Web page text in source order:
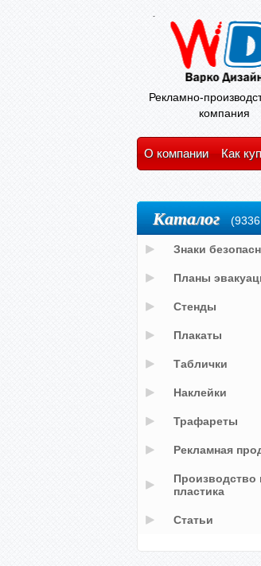
Рекламно-
компания
О компании Как
Каталог
Знаки
Планы
Стенды
Плакаты
Таблички
Наклейки
Трафареты
Рекламная
Производство
пластика
Статьи